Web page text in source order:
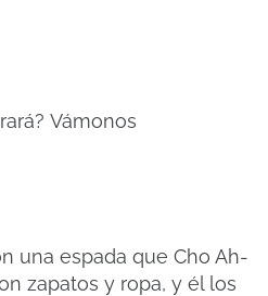
Vámonos
una espada que Cho Ah-
zapatos y ropa, y él los